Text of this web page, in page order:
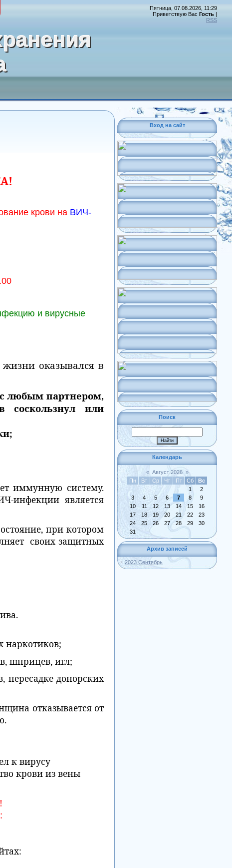
Пятница, 07.08.2026, 11:29
Приветствую Вас Гость |
RSS
крови на ВИЧ-
и вирусные
оказывался в
с любым партнером,
соскользнул или
иммунную систему.
инфекции является
при котором
своих защитных
наркотиков;
шприцев, игл;
донорских
отказывается от
к вирусу
крови из вены
Вход на сайт
Поиск
Календарь
« Август 2026 »
Пн
Вт Ср Чт Пт Сб
Вс
1
2
3
4 5 6 7 8
9
10
11 12 13 14 15
16
17
18 19 20 21 22
23
24
25 26 27 28 29
30
31
Архив записей
2023 Сентябрь